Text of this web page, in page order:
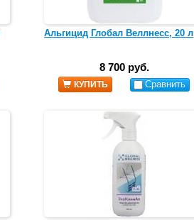
Альгицид Глобал Веллнесс, 20 л
8 700 руб.
КУПИТЬ Сравнить